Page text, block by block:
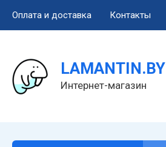
Оплата и доставка Контакты
LAMANTIN.BY
Интернет-магазин